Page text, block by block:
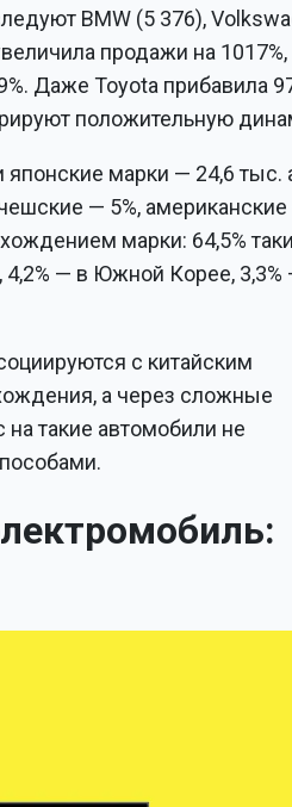
BMW (5 376),
продажи на 1017%,
Даже Toyota прибавила
положительную
марки — 24,6 тыс.
— 5%, американские
марки: 64,5%
4,2% — в Южной Корее, 3,3%
с китайским
а через сложные
на такие автомобили не